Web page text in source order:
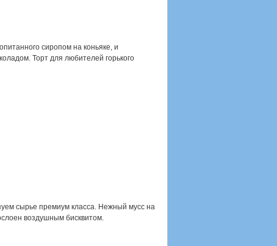
сиропом на коньяке, и
Торт для любителей горького
сырье премиум класса. Нежный мусс на
воздушным бисквитом.